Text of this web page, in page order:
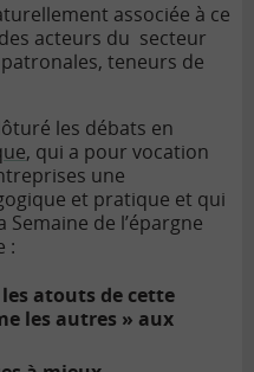
associée à ce
acteurs du secteur
teneurs de
les débats en
, qui a pour vocation
une
et pratique et qui
de l’épargne
:
atouts de cette
les autres » aux